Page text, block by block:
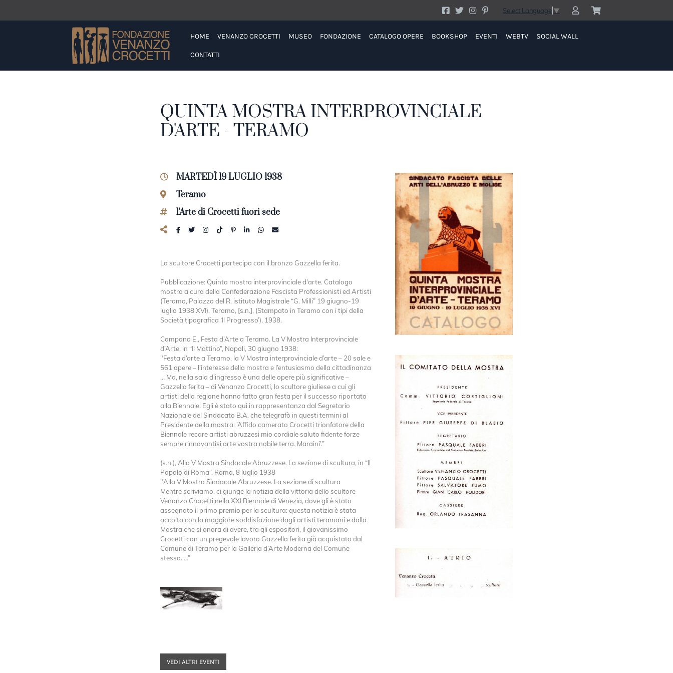
Select Language ▼
HOME VENANZO CROCETTI MUSEO FONDAZIONE CATALOGO OPERE BOOKSHOP EVENTI WEBTV SOCIAL WALL
CONTATTI
QUINTA MOSTRA INTERPROVINCIALE
D'ARTE - TERAMO
MARTEDÌ 19 LUGLIO 1938
Teramo
l'Arte di Crocetti fuori sede
Lo scultore Crocetti partecipa con il bronzo Gazzella ferita.
Pubblicazione: Quinta mostra interprovinciale d'arte. Catalogo
mostra a cura della Confederazione Fascista Professionisti ed Artisti
(Teramo, Palazzo del R. istituto Magistrale “G. Milli” 19 giugno-19
luglio 1938 XVI), Teramo, [s.n.], (Stampato in Teramo con i tipi della
Società tipografica ‘Il Progresso’), 1938.
Campana E., Festa d’Arte a Teramo. La V Mostra Interprovinciale
d’Arte, in “Il Mattino”, Napoli, 30 giugno 1938:
"Festa d’arte a Teramo, la V Mostra interprovinciale d’arte – 20 sale e
561 opere – l’interesse della mostra e l’entusiasmo della cittadinanza
… Ma, nella sala d’ingresso è una delle opere più significative –
Gazzella ferita – di Venanzo Crocetti, lo scultore giuliese a cui gli
artisti della regione hanno fatto gran festa per il successo riportato
alla Biennale. Egli è stato qui in rappresentanza dal Segretario
Nazionale del Sindacato B.A. che telegrafò in questi termini al
Presidente della mostra: ’Affido camerato Crocetti trionfatore della
Biennale recare artisti abruzzesi mio cordiale saluto fidente forze
sempre rinnovantisi arte vostra nobile terra. Maraini’.”
(s.n.), Alla V Mostra Sindacale Abruzzese. La sezione di scultura, in “Il
Popolo di Roma”, Roma, 8 luglio 1938
"Alla V Mostra Sindacale Abruzzese. La sezione di scultura
Mentre scriviamo, ci giunge la notizia della vittoria dello scultore
Venanzo Crocetti nella XXI Biennale di Venezia, dove gli è stato
assegnato il primo premio per la scultura: questa notizia è stata
accolta con la maggiore soddisfazione dagli artisti teramani e dalla
Mostra che si onora di avere, tra gli espositori, il giovanissimo
Crocetti con un pregevole lavoro Gazzella ferita già acquistato dal
Comune di Teramo per la Galleria d’Arte Moderna del Comune
stesso. ...”
VEDI ALTRI EVENTI